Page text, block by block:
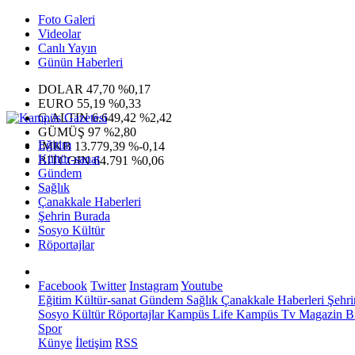
Foto Galeri
Videolar
Canlı Yayın
Günün Haberleri
DOLAR 47,70 %0,17
EURO 55,19 %0,33
G.ALTIN6.649,42 %2,42
GÜMÜŞ 97 %2,80
IMKB 13.779,39 %-0,14
BITCOIN64.791 %0,06
Eğitim
Kültür-sanat
Gündem
Sağlık
Çanakkale Haberleri
Şehrin Burada
Sosyo Kültür
Röportajlar
Facebook Twitter InstagramYoutube
Eğitim Kültür-sanat Gündem Sağlık Çanakkale Haberleri
Sosyo KültürRöportajlarKampüs Life Kampüs Tv Magazin
Spor
Künye İletişim RSS